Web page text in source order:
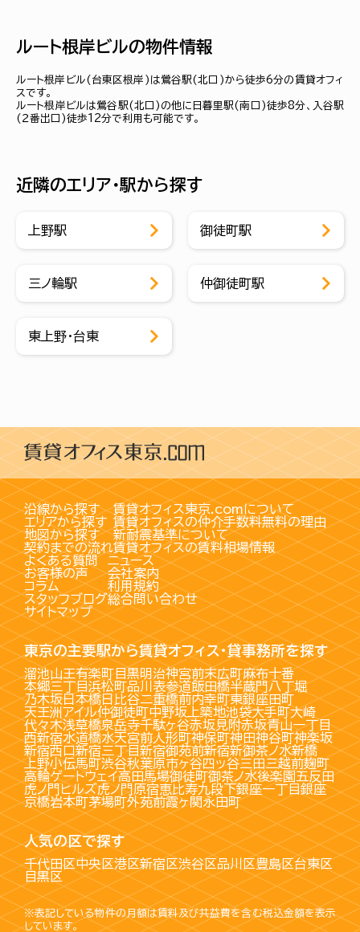
ルート根岸ビルの物件情報
ルート根岸ビル(台東区根岸)は鶯谷駅(北口)から徒歩6分の賃貸オフィ
スです。
ルート根岸ビルは鶯谷駅(北口)の他に日暮里駅(南口)徒歩8分、入谷駅
(２番出口)徒歩12分で利用も可能です。
近隣のエリア・駅から探す
上野駅 御徒町駅
三ノ輪駅 仲御徒町駅
東上野・台東
沿線から探す
エリアから探す
地図から探す
契約までの流れ
賃貸オフィス東京.comについて
賃貸オフィスの仲介手数料無料の理由
新耐震基準について
賃貸オフィスの賃料相場情報
よくある質問
お客様の声
コラム
スタッフブログ
サイトマップ
ニュース
会社案内
利用規約
総合問い合わせ
東京の主要駅から賃貸オフィス・貸事務所を探す
溜池山王有楽町目黒明治神宮前末広町麻布十番
本郷三丁目浜松町品川 表参道飯田橋半蔵門八丁堀
乃木坂日本橋日比谷二重橋前内幸町東銀座田町
天王洲アイル仲御徒町中野坂上築地池袋大手町大崎
代々木浅草橋泉岳寺千駄ヶ谷赤坂見附赤坂青山一丁目
西新宿水道橋水天宮前人形町神保町神田神谷町神楽坂
新宿西口新宿三丁目新宿御苑前新宿新御茶ノ水新橋
上野小伝馬町渋谷秋葉原市ヶ谷四ッ谷三田三越前麹町
高輪ゲートウェイ高田馬場御徒町御茶ノ水後楽園五反田
虎ノ門ヒルズ虎ノ門原宿恵比寿九段下銀座一丁目銀座
京橋岩本町茅場町外苑前霞ヶ関永田町
人気の区で探す
千代田区中央区港区新宿区渋谷区品川区豊島区台東区
目黒区
※表記している物件の月額は賃料及び共益費を含む税込金額を表示
しています。